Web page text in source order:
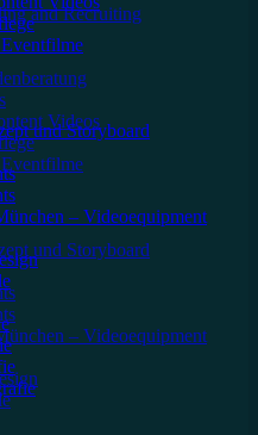
und Storyboard
– Videoequipment
and Recruiting
Videos
und Storyboard
– Videoequipment